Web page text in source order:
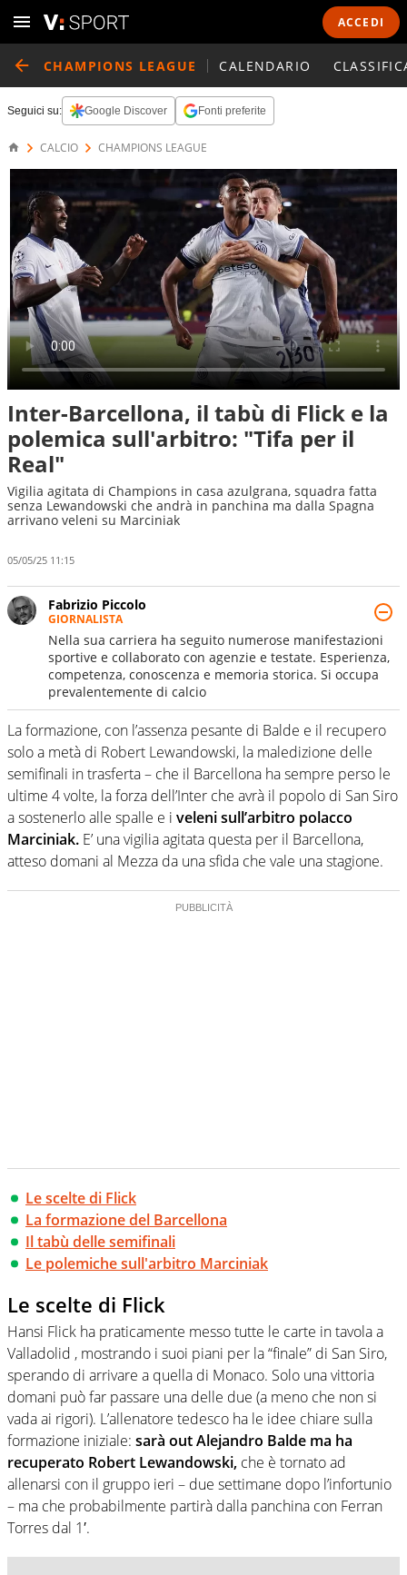
ACCEDI
CHAMPIONS LEAGUE CALENDARIO
Seguici su: Google Discover Fonti preferite
CALCIO CHAMPIONS LEAGUE
Inter-Barcellona, il tabù di Flick e la
polemica sull'arbitro: "Tifa per il
Real"
Vigilia agitata di Champions in casa azulgrana, squadra fatta
senza Lewandowski che andrà in panchina ma dalla Spagna
arrivano veleni su Marciniak
05/05/25 11:15
Fabrizio Piccolo
GIORNALISTA
Nella sua carriera ha seguito numerose manifestazioni
sportive e collaborato con agenzie e testate. Esperienza,
competenza, conoscenza e memoria storica. Si occupa
prevalentemente di calcio
La formazione, con l’assenza pesante di Balde e il recupero
solo a metà di Robert Lewandowski, la maledizione delle
semifinali in trasferta – che il Barcellona ha sempre perso le
ultime 4 volte, la forza dell’Inter che avrà il popolo di San Siro
a sostenerlo alle spalle e i veleni sull’arbitro polacco
Marciniak. E’ una vigilia agitata questa per il Barcellona,
atteso domani al Mezza da una sfida che vale una stagione.
Le scelte di Flick
La formazione del Barcellona
Il tabù delle semifinali
Le polemiche sull'arbitro Marciniak
Le scelte di Flick
Hansi Flick ha praticamente messo tutte le carte in tavola a
Valladolid , mostrando i suoi piani per la “finale” di San Siro,
sperando di arrivare a quella di Monaco. Solo una vittoria
domani può far passare una delle due (a meno che non si
vada ai rigori). L’allenatore tedesco ha le idee chiare sulla
formazione iniziale: sarà out Alejandro Balde ma ha
recuperato Robert Lewandowski, che è tornato ad
allenarsi con il gruppo ieri – due settimane dopo l’infortunio
– ma che probabilmente partirà dalla panchina con Ferran
Torres dal 1′.